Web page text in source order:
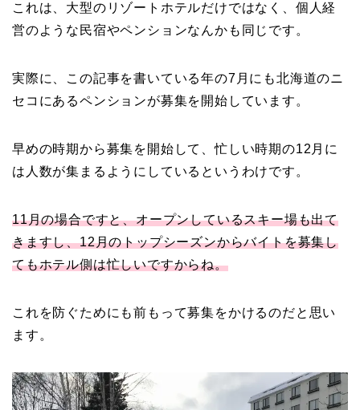
これは、大型のリゾートホテルだけではなく、個人経
営のような民宿やペンションなんかも同じです。
実際に、この記事を書いている年の7月にも北海道のニ
セコにあるペンションが募集を開始しています。
早めの時期から募集を開始して、忙しい時期の12月に
は人数が集まるようにしているというわけです。
11月の場合ですと、オープンしているスキー場も出て
きますし、12月のトップシーズンからバイトを募集し
てもホテル側は忙しいですからね。
これを防ぐためにも前もって募集をかけるのだと思い
ます。